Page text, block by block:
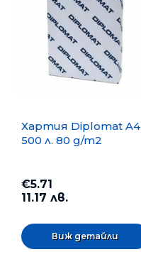
Хартия Diplomat A4
500 л. 80 g/m2
€5.71
11.17 лв.
Виж детайли